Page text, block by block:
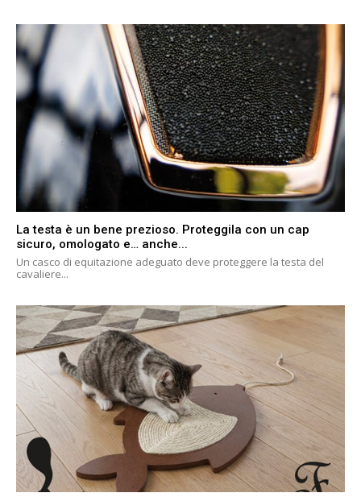
La testa è un bene prezioso. Proteggila con un cap
sicuro, omologato e… anche...
Un casco di equitazione adeguato deve proteggere la testa del
cavaliere...